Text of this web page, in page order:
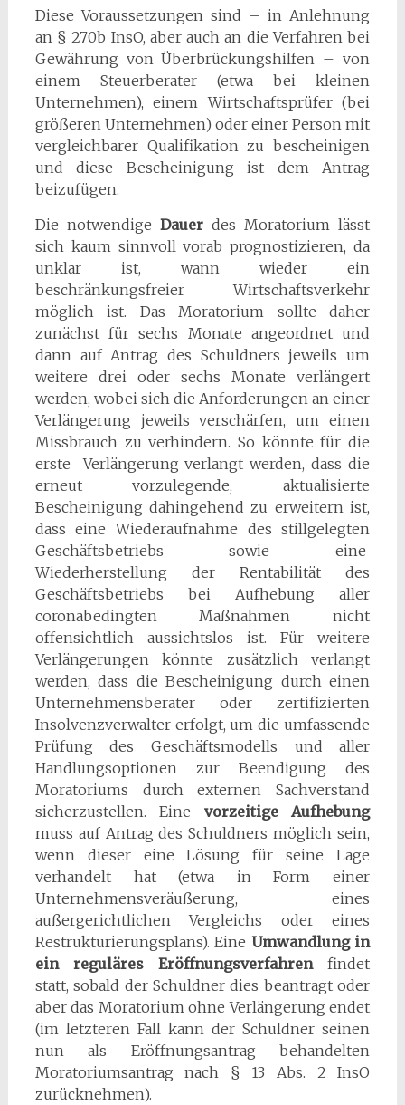
Diese Voraussetzungen sind – in Anlehnung
an § 270b InsO, aber auch an die Verfahren bei
Gewährung von Überbrückungshilfen – von
einem Steuerberater (etwa bei kleinen
Unternehmen), einem Wirtschaftsprüfer (bei
größeren Unternehmen) oder einer Person mit
vergleichbarer Qualifikation zu bescheinigen
und diese Bescheinigung ist dem Antrag
beizufügen.
Die notwendige Dauerdes Moratorium lässt
sich kaum sinnvoll vorab prognostizieren, da
unklar ist, wann wieder ein
beschränkungsfreier Wirtschaftsverkehr
möglich ist. Das Moratorium sollte daher
zunächst für sechs Monate angeordnet und
dann auf Antrag des Schuldners jeweils um
weitere drei oder sechs Monate verlängert
werden, wobei sich die Anforderungen an einer
Verlängerung jeweils verschärfen, um einen
Missbrauch zu verhindern. So könnte für die
erste Verlängerung verlangt werden, dass die
erneut vorzulegende, aktualisierte
Bescheinigung dahingehend zu erweitern ist,
dass eine Wiederaufnahme des stillgelegten
Geschäftsbetriebs sowie eine
Wiederherstellung der Rentabilität des
Geschäftsbetriebs bei Aufhebung aller
coronabedingten Maßnahmen nicht
offensichtlich aussichtslos ist. Für weitere
Verlängerungen könnte zusätzlich verlangt
werden, dass die Bescheinigung durch einen
Unternehmensberater oder zertifizierten
Insolvenzverwalter erfolgt, um die umfassende
Prüfung des Geschäftsmodells und aller
Handlungsoptionen zur Beendigung des
Moratoriums durch externen Sachverstand
sicherzustellen. Eine vorzeitige Aufhebung
muss auf Antrag des Schuldners möglich sein,
wenn dieser eine Lösung für seine Lage
verhandelt hat (etwa in Form einer
Unternehmensveräußerung, eines
außergerichtlichen Vergleichs oder eines
Restrukturierungsplans). Eine Umwandlung in
ein reguläres Eröffnungsverfahrenfindet
statt, sobald der Schuldner dies beantragt oder
aber das Moratorium ohne Verlängerung endet
(im letzteren Fall kann der Schuldner seinen
nun als Eröffnungsantrag behandelten
Moratoriumsantrag nach § 13 Abs. 2 InsO
zurücknehmen).